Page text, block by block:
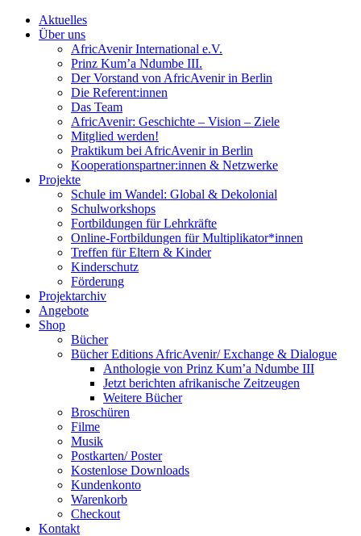
Aktuelles
Über uns
AfricAvenir International e.V.
Prinz Kum’a Ndumbe III.
Der Vorstand von AfricAvenir in Berlin
Die Referent:innen
Das Team
AfricAvenir: Geschichte – Vision – Ziele
Mitglied werden!
Praktikum bei AfricAvenir in Berlin
Kooperationspartner:innen & Netzwerke
Projekte
Schule im Wandel: Global & Dekolonial
Schulworkshops
Fortbildungen für Lehrkräfte
Online-Fortbildungen für Multiplikator*innen
Treffen für Eltern & Kinder
Kinderschutz
Förderung
Projektarchiv
Angebote
Shop
Bücher
Bücher Editions AfricAvenir/ Exchange & Dialogue
Anthologie von Prinz Kum’a Ndumbe III
Jetzt berichten afrikanische Zeitzeugen
Weitere Bücher
Broschüren
Filme
Musik
Postkarten/ Poster
Kostenlose Downloads
Kundenkonto
Warenkorb
Checkout
Kontakt